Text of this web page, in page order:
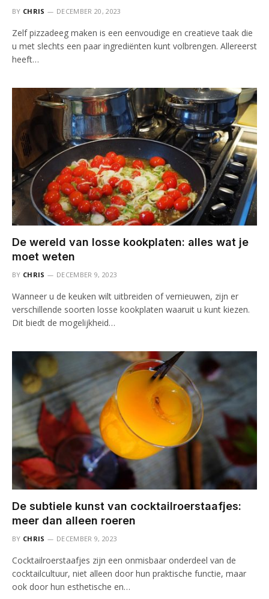
BY CHRIS DECEMBER 20, 2023
Zelf pizzadeeg maken is een eenvoudige en creatieve taak die
u met slechts een paar ingrediënten kunt volbrengen. Allereerst
heeft…
De wereld van losse kookplaten: alles wat je
moet weten
BY CHRIS DECEMBER 9, 2023
Wanneer u de keuken wilt uitbreiden of vernieuwen, zijn er
verschillende soorten losse kookplaten waaruit u kunt kiezen.
Dit biedt de mogelijkheid…
De subtiele kunst van cocktailroerstaafjes:
meer dan alleen roeren
BY CHRIS DECEMBER 9, 2023
Cocktailroerstaafjes zijn een onmisbaar onderdeel van de
cocktailcultuur, niet alleen door hun praktische functie, maar
ook door hun esthetische en…